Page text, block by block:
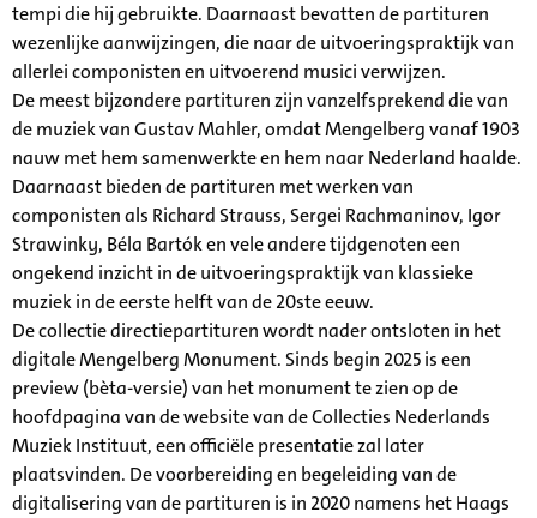
tempi die hij gebruikte. Daarnaast bevatten de partituren
wezenlijke aanwijzingen, die naar de uitvoeringspraktijk van
allerlei componisten en uitvoerend musici verwijzen.
De meest bijzondere partituren zijn vanzelfsprekend die van
de muziek van Gustav Mahler, omdat Mengelberg vanaf 1903
nauw met hem samenwerkte en hem naar Nederland haalde.
Daarnaast bieden de partituren met werken van
componisten als Richard Strauss, Sergei Rachmaninov, Igor
Strawinky, Béla Bartók en vele andere tijdgenoten een
ongekend inzicht in de uitvoeringspraktijk van klassieke
muziek in de eerste helft van de 20ste eeuw.
De collectie directiepartituren wordt nader ontsloten in het
digitale Mengelberg Monument. Sinds begin 2025 is een
preview (bèta-versie) van het monument te zien op de
hoofdpagina van de website van de Collecties Nederlands
Muziek Instituut, een officiële presentatie zal later
plaatsvinden. De voorbereiding en begeleiding van de
digitalisering van de partituren is in 2020 namens het Haags